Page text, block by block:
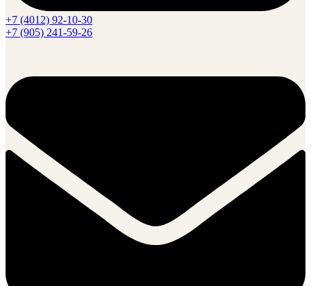
+7 (4012) 92-10-30
+7 (905) 241-59-26